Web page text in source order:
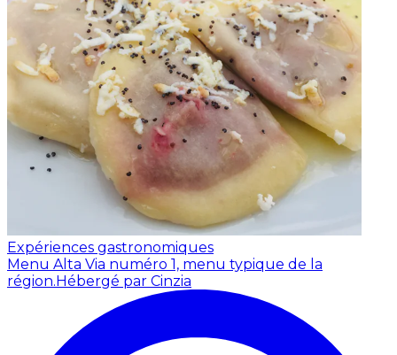
Expériences gastronomiques
Menu Alta Via numéro 1, menu typique de la
région. Hébergé par Cinzia